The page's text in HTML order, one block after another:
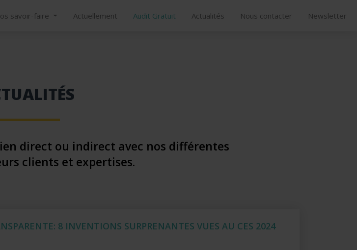
savoir-faire Actuellement Audit Gratuit Actualités Nous contacter Newsletter
direct ou indirect avec nos différentes
clients et expertises.
8 INVENTIONS SURPRENANTES VUES AU CES 2024